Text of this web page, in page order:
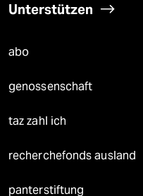
Unterstützen
abo
genossenschaft
taz zahl ich
recherchefonds ausland
panterstiftung